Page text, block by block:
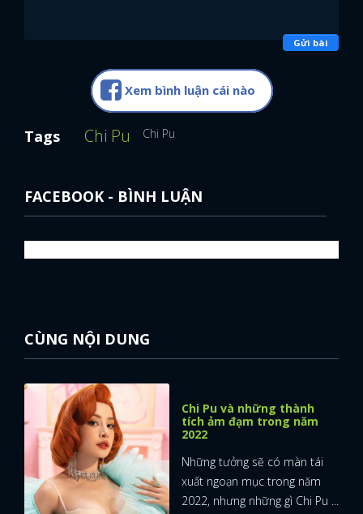
Gửi bài
Xem bình luận cái nào
Tags Chi Pu Chi Pu
FACEBOOK - BÌNH LUẬN
CÙNG NỘI DUNG
Chi Pu và những thành
tích ảm đạm trong năm
2022
Những tưởng sẽ có màn tái
xuất ngoạn mục trong năm
2022, nhưng những gì Chi Pu ...